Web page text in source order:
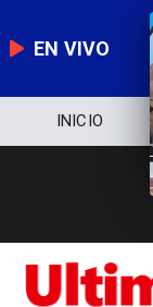
EN VIVO
INICIO